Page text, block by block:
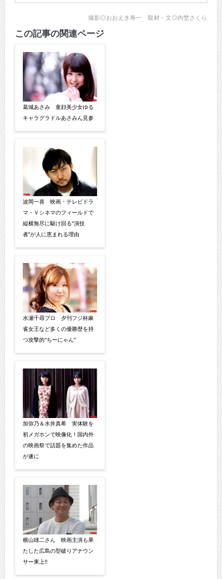
撮影◎おおえき寿一 取材・文◎内埜さくら
この記事の関連ページ
葛城あさみ 童顔美少女ゆる
キャラグラドルあさみん見参
波岡一喜 映画・テレビドラ
マ・Ｖシネマのフィールドで
縦横無尽に駆け回る“演技
者”が人に恵まれる理由
水瀬千尋プロ 夕刊フジ杯麻
雀女王など多くの優勝歴を持
つ攻撃的“ちーにゃん”
加弥乃＆水井真希 実体験を
初メガホンで映像化！国内外
の映画祭で話題を集めた作品
が遂に
横山雄二さん 映画主演も果
たした広島の型破りアナウン
サー東上!!